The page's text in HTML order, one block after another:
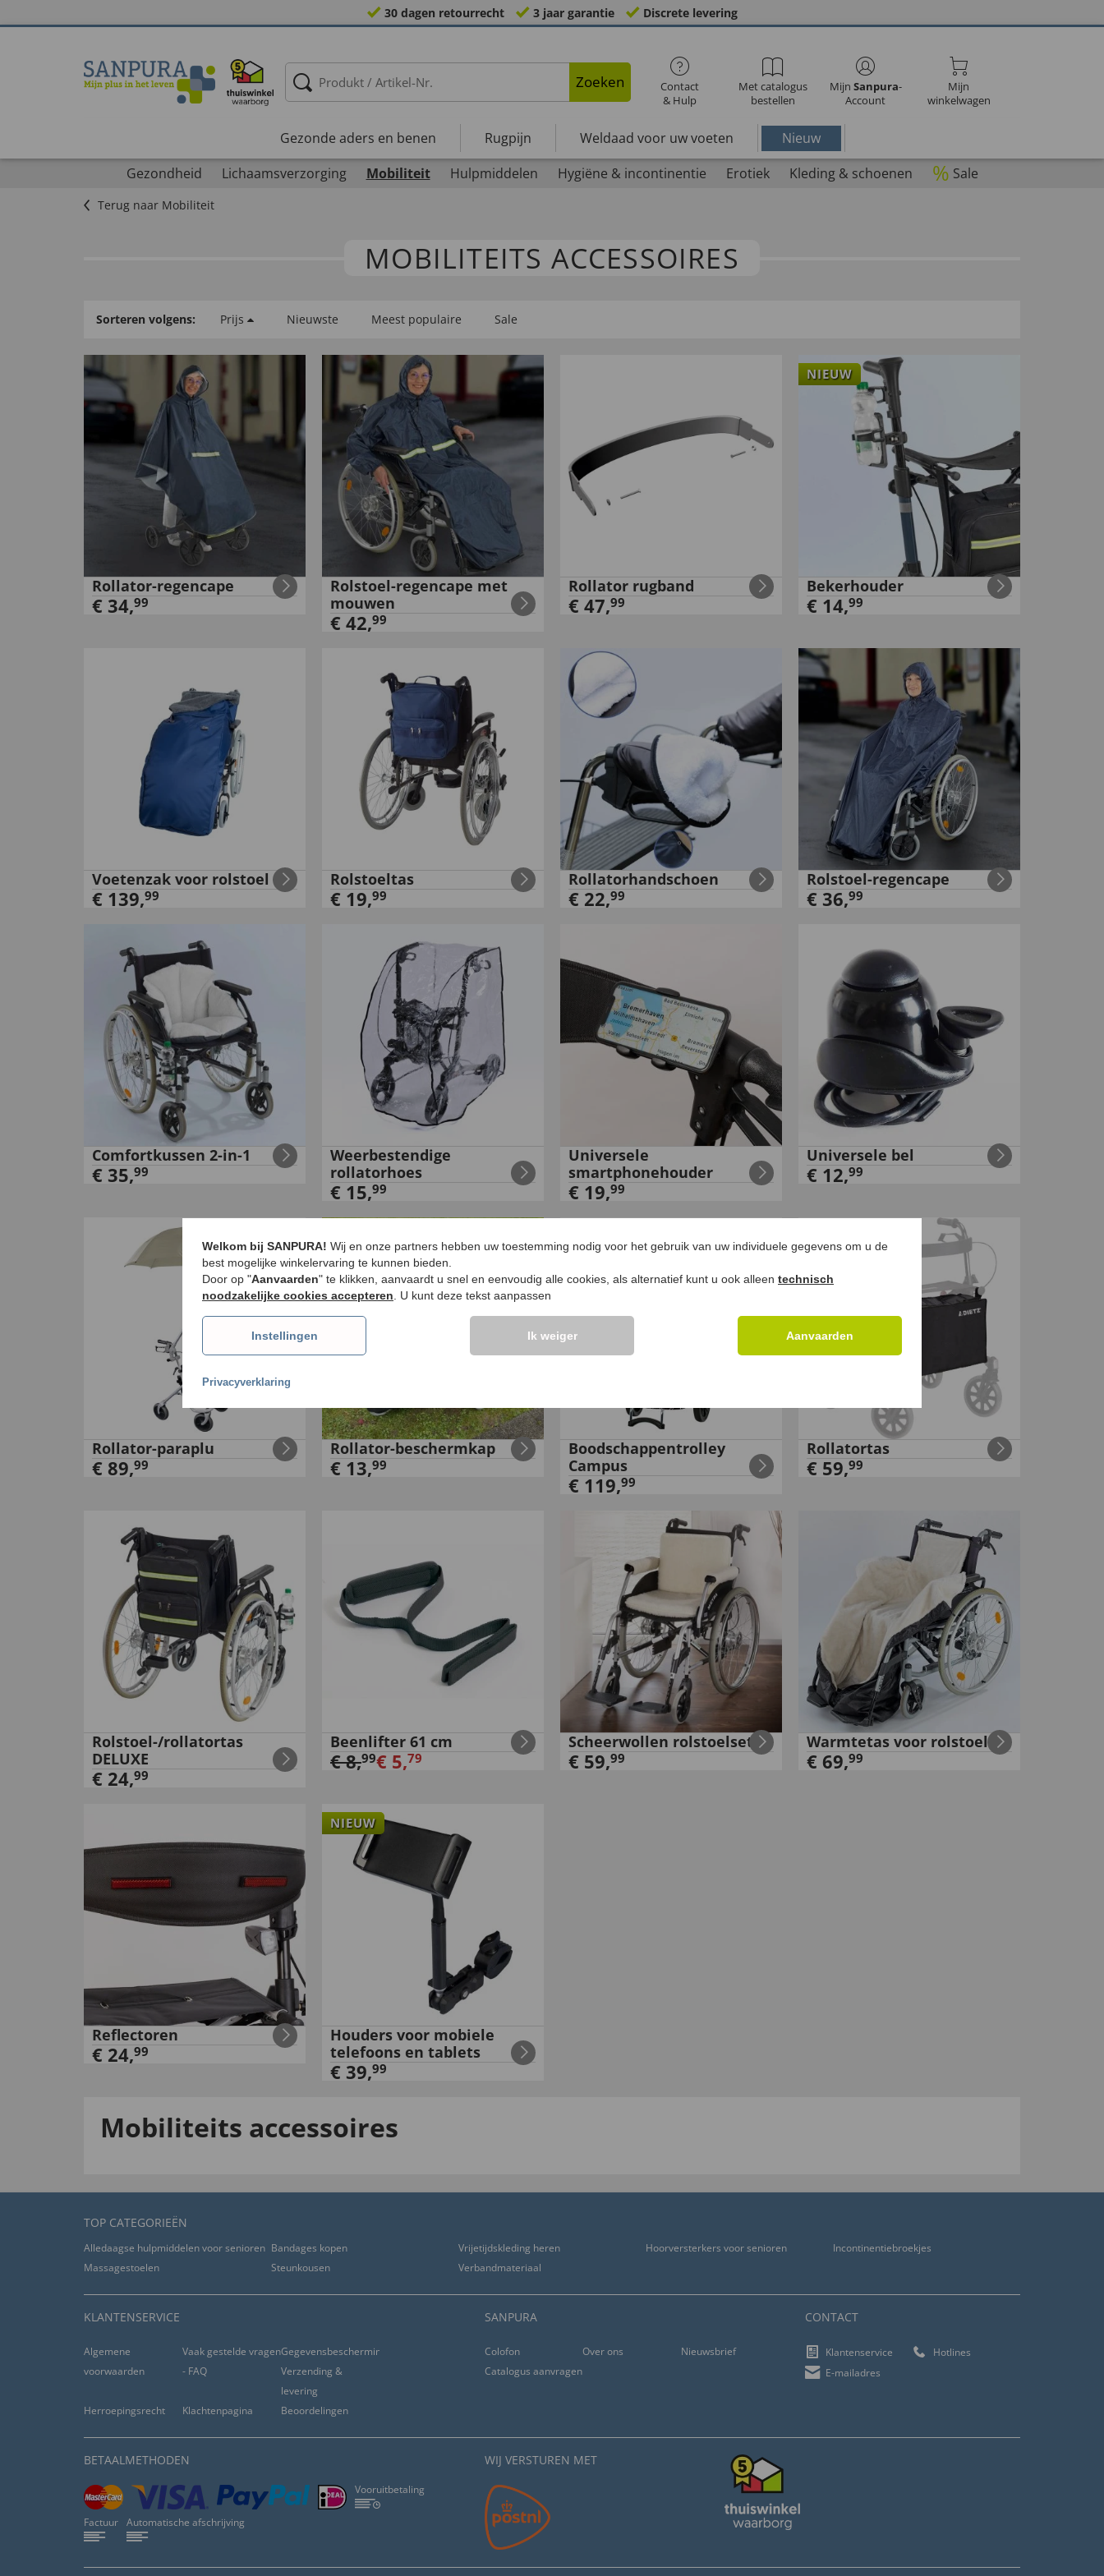
30 dagen retourrecht 3 jaar garantie Discrete levering
Zoeken
Contact
& Hulp
Met catalogus
bestellen
Mijn Sanpura-
Account
Mijn
winkelwagen
Gezonde aders en benen Rugpijn Weldaad voor uw voeten
Nieuw
Gezondheid
Lichaamsverzorging Mobiliteit Hulpmiddelen Hygiëne & incontinentie Erotiek Kleding & schoenen % Sale
Terug naar Mobiliteit
MOBILITEITS ACCESSOIRES
Sorteren volgens: Prijs Nieuwste Meest populaire Sale
Rollator-regencape
€ 34,99
Rolstoel-regencape met
mouwen
€ 42,99
Rollator rugband
€ 47,99
NIEUW
Bekerhouder
€ 14,99
Voetenzak voor rolstoel
€ 139,99
Rolstoeltas
€ 19,99
Rollatorhandschoen
€ 22,99
Rolstoel-regencape
€ 36,99
Comfortkussen 2-in-1
€ 35,99
Weerbestendige
rollatorhoes
€ 15,99
Universele
smartphonehouder
€ 19,99
Universele bel
€ 12,99
Rollator-paraplu
€ 89,99
Rollator-beschermkap
€ 13,99
Boodschappentrolley
Campus
€ 119,99
Rollatortas
€ 59,99
Rolstoel-/rollatortas
DELUXE
€ 24,99
Beenlifter 61 cm
€8,99€ 5,79
Scheerwollen rolstoelset
€ 59,99
Warmtetas voor rolstoelen
€ 69,99
Reflectoren
€ 24,99
NIEUW
Houders voor mobiele
telefoons en tablets
€ 39,99
Mobiliteits accessoires
TOP CATEGORIEËN
Alledaagse hulpmiddelen voor senioren Bandages kopen Vrijetijdskleding heren Hoorversterkers voor senioren
Incontinentiebroekjes
Massagestoelen
Steunkousen Verbandmateriaal
KLANTENSERVICE
Algemene
voorwaarden
Vaak gestelde vragen
- FAQ
Gegevensbescherming
Verzending &
levering
Herroepingsrecht
Klachtenpagina Beoordelingen
SANPURA
Colofon Over ons
Nieuwsbrief
Catalogus aanvragen
CONTACT
Klantenservice
Hotlines
E-mailadres
BETAALMETHODEN
Vooruitbetaling
Factuur Automatische afschrijving
WIJ VERSTUREN MET
Welkom bij SANPURA! Wij en onze partners hebben uw toestemming nodig voor het gebruik van uw individuele gegevens om u de
best mogelijke winkelervaring te kunnen bieden.
Door op "Aanvaarden" te klikken, aanvaardt u snel en eenvoudig alle cookies, als alternatief kunt u ook alleen technisch
noodzakelijke cookies accepteren . U kunt deze tekst aanpassen
Instellingen Ik weiger Aanvaarden
Privacyverklaring